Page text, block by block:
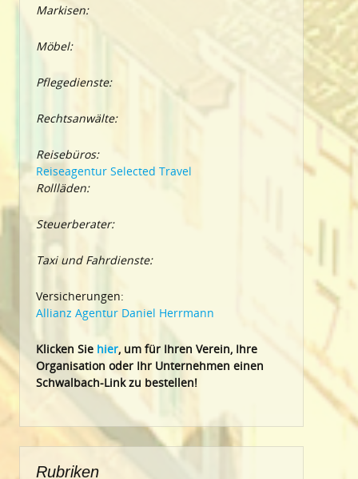
Markisen:
Möbel:
Pflegedienste:
Rechtsanwälte:
Reisebüros:
Reiseagentur Selected Travel
Rollläden:
Steuerberater:
Taxi und Fahrdienste:
Versicherungen:
Allianz Agentur Daniel Herrmann
Klicken Sie hier, um für Ihren Verein, Ihre
Organisation oder Ihr Unternehmen einen
Schwalbach-Link zu bestellen!
Rubriken